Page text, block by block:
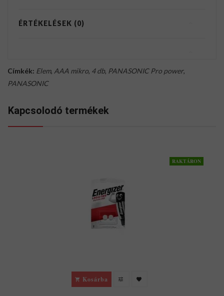
ÉRTÉKELÉSEK (0)
Címkék: Elem, AAA mikro, 4 db, PANASONIC Pro power,
PANASONIC
Kapcsolodó termékek
RAKTÁRON
Kosárba